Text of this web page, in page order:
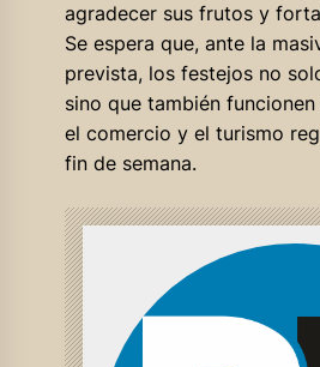
agradecer sus frutos y
Se espera que, ante la
prevista, los festejos no
sino que también
el comercio y el turismo
fin de semana.